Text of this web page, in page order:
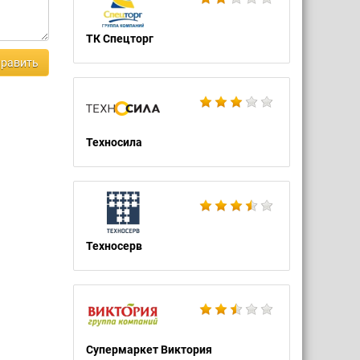
ТК Спецторг
Техносила
Техносерв
Супермаркет Виктория